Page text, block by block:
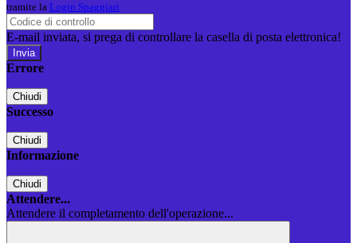
tramite la Login Spaggiari
E-mail inviata, si prega di controllare la casella di posta elettronica!
Errore
Chiudi
Successo
Chiudi
Informazione
Chiudi
Attendere...
Attendere il completamento dell'operazione...